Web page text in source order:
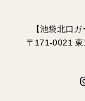
【池袋北口
〒171-0021